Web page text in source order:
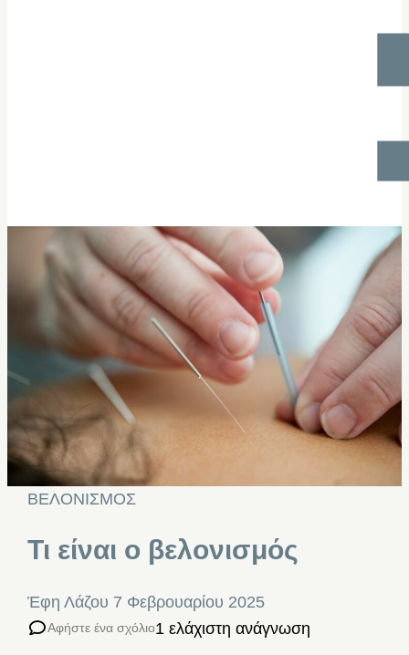
ΒΕΛΟΝΙΣΜΟΣ
Τι είναι ο βελονισμός
Έφη Λάζου 7 Φεβρουαρίου 2025
Αφήστε ένα σχόλιο1 ελάχιστη ανάγνωση